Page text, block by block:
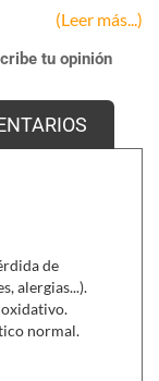
aumentar las
perjudiciales.
.
efectivo en
superiores
causada
ambiental.
de
(Leer más...)
tu opinión
de
alergias...).
oxidativo.
normal.